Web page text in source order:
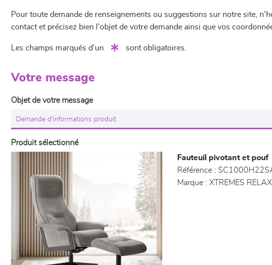
Pour toute demande de renseignements ou suggestions sur notre site,
contact et précisez bien l'objet de votre demande ainsi que vos
Les champs marqués d'un sont obligatoires.
Votre message
Objet de votre message
Produit sélectionné
Fauteuil pivotant et pouf
Référence :
Marque : XTREMES